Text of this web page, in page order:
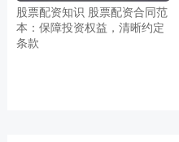
股票配资知识 股票配资合同范
本：保障投资权益，清晰约定
条款